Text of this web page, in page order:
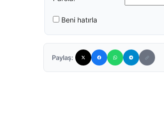
Beni hatırla
Paylaş: